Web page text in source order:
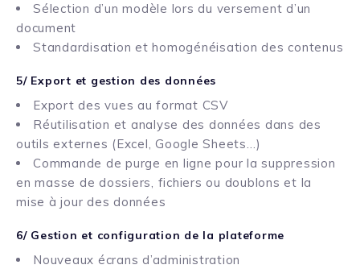
Sélection d’un modèle lors du versement d’un
document
Standardisation et homogénéisation des contenus
5/ Export et gestion des données
Export des vues au format CSV
Réutilisation et analyse des données dans des
outils externes (Excel, Google Sheets…)
Commande de purge en ligne pour la suppression
en masse de dossiers, fichiers ou doublons et la
mise à jour des données
6/ Gestion et configuration de la plateforme
Nouveaux écrans d’administration